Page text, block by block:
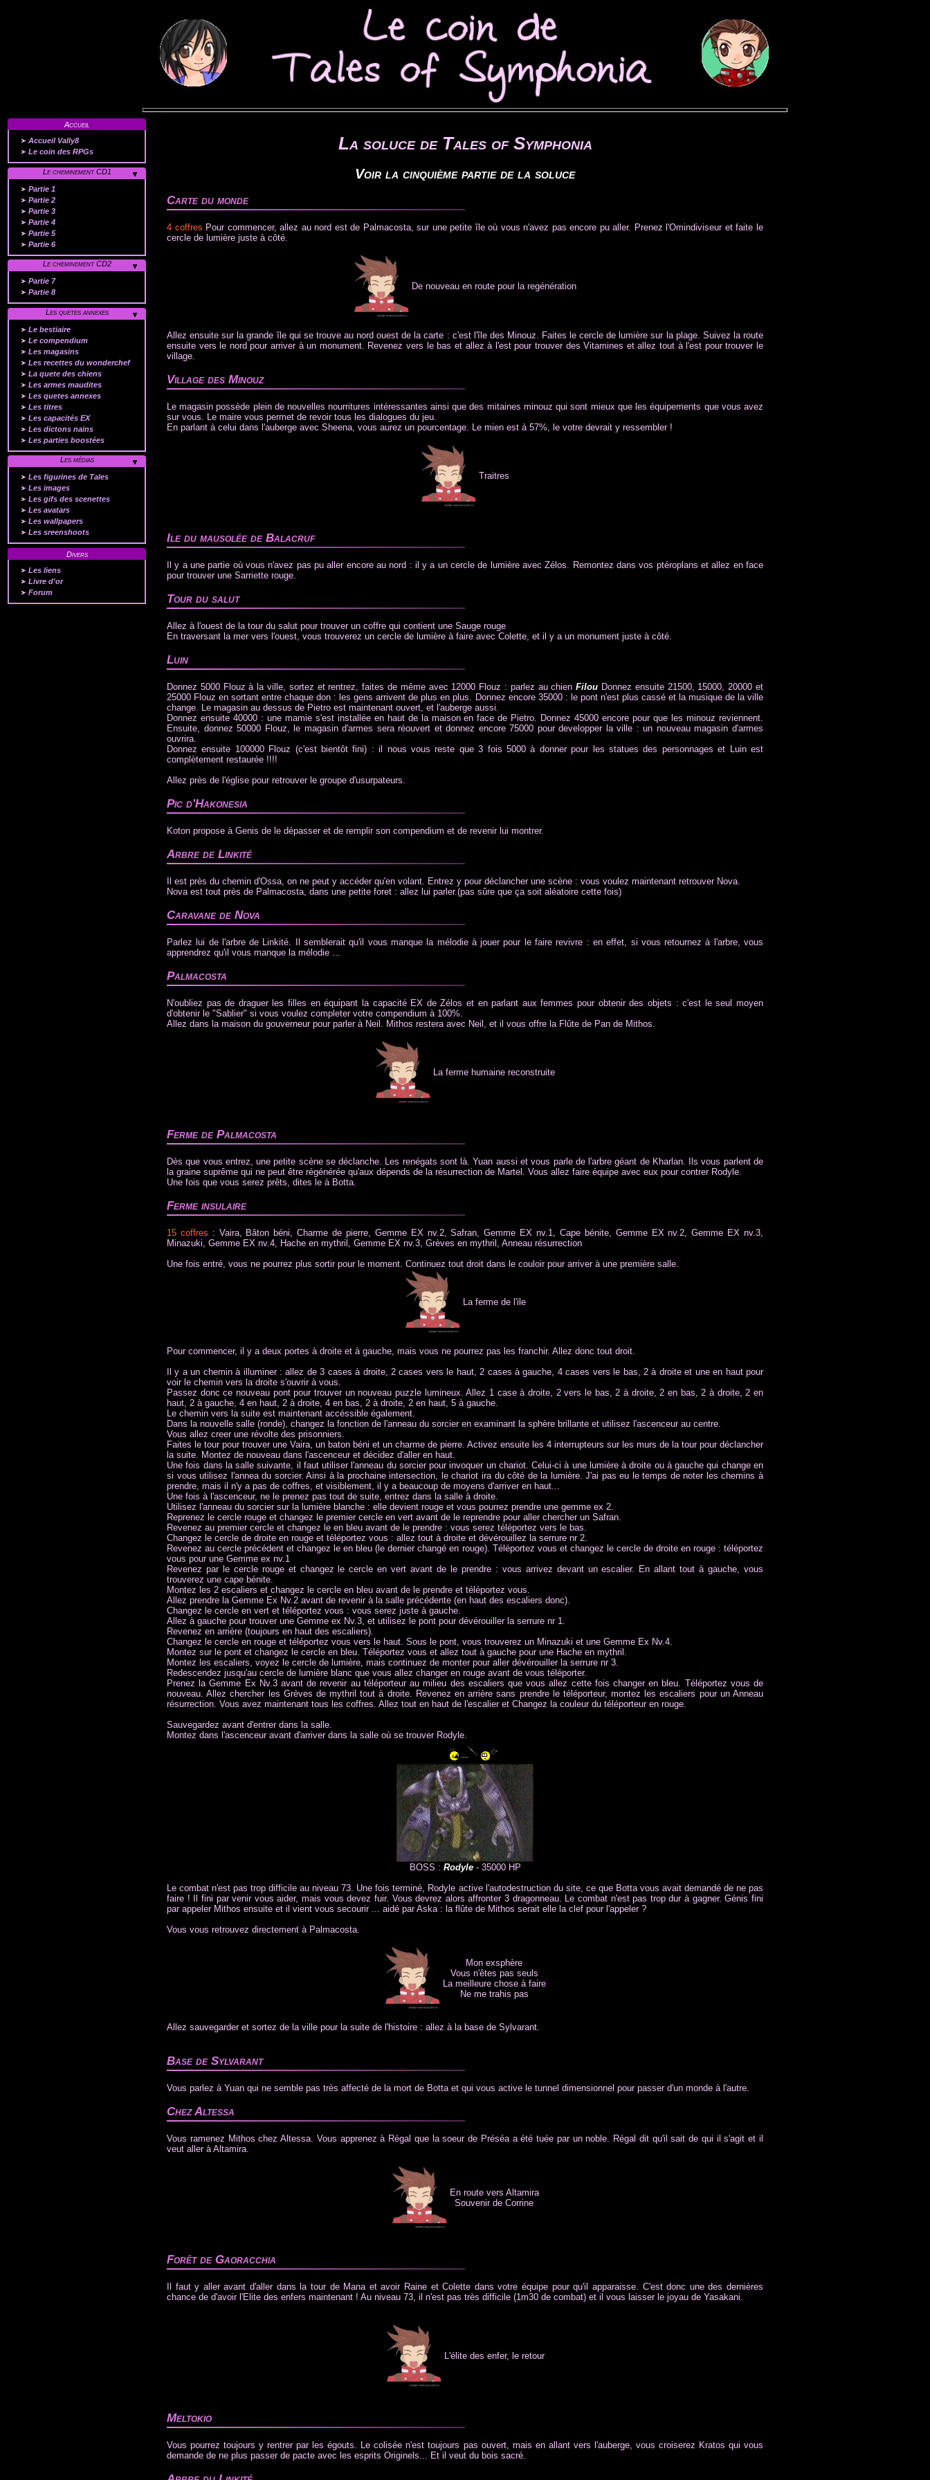
Accueil
Accueil Vally8
Le coin des RPGs
Le cheminement CD1
Partie 1
Partie 2
Partie 3
Partie 4
Partie 5
Partie 6
Le cheminement CD2
Partie 7
Partie 8
Les quetes annexes
Le bestiaire
Le compendium
Les magasins
Les recettes du wonderchef
La quete des chiens
Les armes maudites
Les quetes annexes
Les titres
Les capacités EX
Les dictons nains
Les parties boostées
Les médias
Les figurines de Tales
Les images
Les gifs des scenettes
Les avatars
Les wallpapers
Les sreenshoots
Divers
Les liens
Livre d'or
Forum
La soluce de Tales of Symphonia
Voir la cinquième partie de la soluce
Carte du monde
4 coffres Pour commencer, allez au nord est de Palmacosta, sur une petite île où vous n'avez pas encore pu aller. Prenez l'Omindiviseur et faite le
cercle de lumière juste à côté.
De nouveau en route pour la regénération
Allez ensuite sur la grande île qui se trouve au nord ouest de la carte : c'est l'île des Minouz. Faites le cercle de lumière sur la plage. Suivez la route
ensuite vers le nord pour arriver à un monument. Revenez vers le bas et allez à l'est pour trouver des Vitamines et allez tout à l'est pour trouver le
village.
Village des Minouz
Le magasin possède plein de nouvelles nourritures intéressantes ainsi que des mitaines minouz qui sont mieux que les équipements que vous avez
sur vous. Le maire vous permet de revoir tous les dialogues du jeu.
En parlant à celui dans l'auberge avec Sheena, vous aurez un pourcentage. Le mien est à 57%, le votre devrait y ressembler !
Traitres
Ile du mausolée de Balacruf
Il y a une partie où vous n'avez pas pu aller encore au nord : il y a un cercle de lumière avec Zélos. Remontez dans vos ptéroplans et allez en face
pour trouver une Sarriette rouge.
Tour du salut
Allez à l'ouest de la tour du salut pour trouver un coffre qui contient une Sauge rouge
En traversant la mer vers l'ouest, vous trouverez un cercle de lumière à faire avec Colette, et il y a un monument juste à côté.
Luin
Donnez 5000 Flouz à la ville, sortez et rentrez, faites de même avec 12000 Flouz : parlez au chienFilou Donnez ensuite 21500, 15000, 20000 et
25000 Flouz en sortant entre chaque don : les gens arrivent de plus en plus. Donnez encore 35000 : le pont n'est plus cassé et la musique de la ville
change. Le magasin au dessus de Pietro est maintenant ouvert, et l'auberge aussi.
Donnez ensuite 40000 : une mamie s'est installée en haut de la maison en face de Pietro. Donnez 45000 encore pour que les minouz reviennent.
Ensuite, donnez 50000 Flouz, le magasin d'armes sera réouvert et donnez encore 75000 pour developper la ville : un nouveau magasin d'armes
ouvrira.
Donnez ensuite 100000 Flouz (c'est bientôt fini) : il nous vous reste que 3 fois 5000 à donner pour les statues des personnages et Luin est
complètement restaurée !!!!
Allez près de l'église pour retrouver le groupe d'usurpateurs.
Pic d'Hakonesia
Koton propose à Genis de le dépasser et de remplir son compendium et de revenir lui montrer.
Arbre de Linkité
Il est près du chemin d'Ossa, on ne peut y accéder qu'en volant. Entrez y pour déclancher une scène : vous voulez maintenant retrouver Nova.
Nova est tout près de Palmacosta, dans une petite foret : allez lui parler.(pas sûre que ça soit aléatoire cette fois)
Caravane de Nova
Parlez lui de l'arbre de Linkité. Il semblerait qu'il vous manque la mélodie à jouer pour le faire revivre : en effet, si vous retournez à l'arbre, vous
apprendrez qu'il vous manque la mélodie ...
Palmacosta
N'oubliez pas de draguer les filles en équipant la capacité EX de Zélos et en parlant aux femmes pour obtenir des objets : c'est le seul moyen
d'obtenir le "Sablier" si vous voulez completer votre compendium à 100%.
Allez dans la maison du gouverneur pour parler à Neil. Mithos restera avec Neil, et il vous offre la Flûte de Pan de Mithos.
La ferme humaine reconstruite
Ferme de Palmacosta
Dès que vous entrez, une petite scène se déclanche. Les renégats sont là. Yuan aussi et vous parle de l'arbre géant de Kharlan. Ils vous parlent de
la graine suprême qui ne peut être régénérée qu'aux dépends de la résurrection de Martel. Vous allez faire équipe avec eux pour contrer Rodyle.
Une fois que vous serez prêts, dites le à Botta.
Ferme insulaire
15 coffres : Vaira, Bâton béni, Charme de pierre, Gemme EX nv.2, Safran, Gemme EX nv.1, Cape bénite, Gemme EX nv.2, Gemme EX nv.3,
Minazuki, Gemme EX nv.4, Hache en mythril, Gemme EX nv.3, Grèves en mythril, Anneau résurrection
Une fois entré, vous ne pourrez plus sortir pour le moment. Continuez tout droit dans le couloir pour arriver à une première salle.
La ferme de l'ile
Pour commencer, il y a deux portes à droite et à gauche, mais vous ne pourrez pas les franchir. Allez donc tout droit.
Il y a un chemin à illuminer : allez de 3 cases à droite, 2 cases vers le haut, 2 cases à gauche, 4 cases vers le bas, 2 à droite et une en haut pour
voir le chemin vers la droite s'ouvrir à vous.
Passez donc ce nouveau pont pour trouver un nouveau puzzle lumineux. Allez 1 case à droite, 2 vers le bas, 2 à droite, 2 en bas, 2 à droite, 2 en
haut, 2 à gauche, 4 en haut, 2 à droite, 4 en bas, 2 à droite, 2 en haut, 5 à gauche.
Le chemin vers la suite est maintenant accéssible également.
Dans la nouvelle salle (ronde), changez la fonction de l'anneau du sorcier en examinant la sphère brillante et utilisez l'ascenceur au centre.
Vous allez creer une révolte des prisonniers.
Faites le tour pour trouver une Vaira, un baton béni et un charme de pierre. Activez ensuite les 4 interrupteurs sur les murs de la tour pour déclancher
la suite. Montez de nouveau dans l'ascenceur et décidez d'aller en haut.
Une fois dans la salle suivante, il faut utiliser l'anneau du sorcier pour invoquer un chariot. Celui-ci à une lumière à droite ou à gauche qui change en
si vous utilisez l'annea du sorcier. Ainsi à la prochaine intersection, le chariot ira du côté de la lumière. J'ai pas eu le temps de noter les chemins à
prendre, mais il n'y a pas de coffres, et visiblement, il y a beaucoup de moyens d'arriver en haut...
Une fois à l'ascenceur, ne le prenez pas tout de suite, entrez dans la salle à droite.
Utilisez l'anneau du sorcier sur la lumière blanche : elle devient rouge et vous pourrez prendre une gemme ex 2.
Reprenez le cercle rouge et changez le premier cercle en vert avant de le reprendre pour aller chercher un Safran.
Revenez au premier cercle et changez le en bleu avant de le prendre : vous serez téléportez vers le bas.
Changez le cercle de droite en rouge et téléportez vous : allez tout à droite et dévérouillez la serrure nr 2.
Revenez au cercle précédent et changez le en bleu (le dernier changé en rouge). Téléportez vous et changez le cercle de droite en rouge : téléportez
vous pour une Gemme ex nv.1
Revenez par le cercle rouge et changez le cercle en vert avant de le prendre : vous arrivez devant un escalier. En allant tout à gauche, vous
trouverez une cape bénite.
Montez les 2 escaliers et changez le cercle en bleu avant de le prendre et téléportez vous.
Allez prendre la Gemme Ex Nv.2 avant de revenir à la salle précédente (en haut des escaliers donc).
Changez le cercle en vert et téléportez vous : vous serez juste à gauche.
Allez à gauche pour trouver une Gemme ex Nv.3, et utilisez le pont pour dévérouiller la serrure nr 1.
Revenez en arrière (toujours en haut des escaliers).
Changez le cercle en rouge et téléportez vous vers le haut. Sous le pont, vous trouverez un Minazuki et une Gemme Ex Nv.4.
Montez sur le pont et changez le cercle en bleu. Téléportez vous et allez tout à gauche pour une Hache en mythril.
Montez les escaliers, voyez le cercle de lumière, mais continuez de monter pour aller dévérouiller la serrure nr 3.
Redescendez jusqu'au cercle de lumière blanc que vous allez changer en rouge avant de vous téléporter.
Prenez la Gemme Ex Nv.3 avant de revenir au téléporteur au milieu des escaliers que vous allez cette fois changer en bleu. Téléportez vous de
nouveau. Allez chercher les Grèves de mythril tout à droite. Revenez en arrière sans prendre le téléporteur, montez les escaliers pour un Anneau
résurrection. Vous avez maintenant tous les coffres. Allez tout en haut de l'escalier et Changez la couleur du téléporteur en rouge.
Sauvegardez avant d'entrer dans la salle.
Montez dans l'ascenceur avant d'arriver dans la salle où se trouver Rodyle.
BOSS : Rodyle- 35000 HP
Le combat n'est pas trop difficile au niveau 73. Une fois terminé, Rodyle active l'autodestruction du site, ce que Botta vous avait demandé de ne pas
faire ! Il fini par venir vous aider, mais vous devez fuir. Vous devrez alors affronter 3 dragonneau. Le combat n'est pas trop dur à gagner. Génis fini
par appeler Mithos ensuite et il vient vous secourir ... aidé par Aska : la flûte de Mithos serait elle la clef pour l'appeler ?
Vous vous retrouvez directement à Palmacosta.
Mon exsphère
Vous n'êtes pas seuls
La meilleure chose à faire
Ne me trahis pas
Allez sauvegarder et sortez de la ville pour la suite de l'histoire : allez à la base de Sylvarant.
Base de Sylvarant
Vous parlez à Yuan qui ne semble pas très affecté de la mort de Botta et qui vous active le tunnel dimensionnel pour passer d'un monde à l'autre.
Chez Altessa
Vous ramenez Mithos chez Altessa. Vous apprenez à Régal que la soeur de Préséa a été tuée par un noble. Régal dit qu'il sait de qui il s'agit et il
veut aller à Altamira.
En route vers Altamira
Souvenir de Corrine
Forêt de Gaoracchia
Il faut y aller avant d'aller dans la tour de Mana et avoir Raine et Colette dans votre équipe pour qu'il apparaisse. C'est donc une des dernières
chance de d'avoir l'Elite des enfers maintenant ! Au niveau 73, il n'est pas très difficile (1m30 de combat) et il vous laisser le joyau de Yasakani.
L'élite des enfer, le retour
Meltokio
Vous pourrez toujours y rentrer par les égouts. Le colisée n'est toujours pas ouvert, mais en allant vers l'auberge, vous croiserez Kratos qui vous
demande de ne plus passer de pacte avec les esprits Originels... Et il veut du bois sacré.